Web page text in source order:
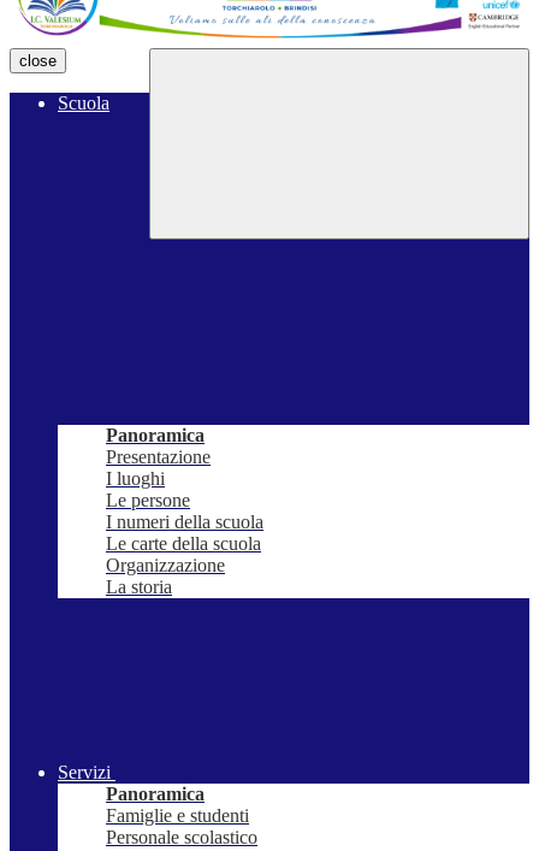
close
Scuola
Panoramica
Presentazione
I luoghi
Le persone
I numeri della scuola
Le carte della scuola
Organizzazione
La storia
Servizi
Panoramica
Famiglie e studenti
Personale scolastico